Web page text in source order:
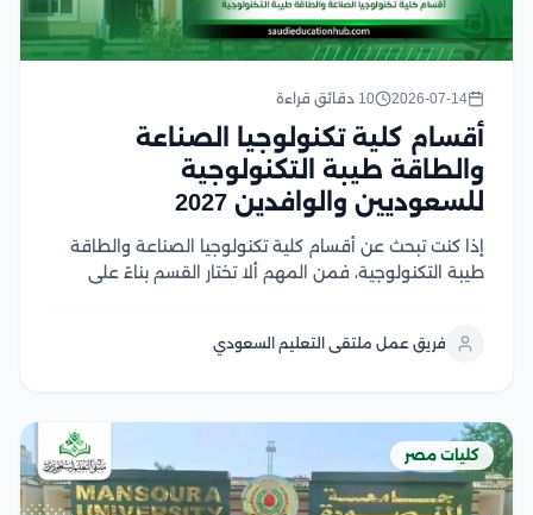
2026-07-14 10 دقائق قراءة
أقسام كلية تكنولوجيا الصناعة
والطاقة طيبة التكنولوجية
للسعوديين والوافدين 2027
إذا كنت تبحث عن أقسام كلية تكنولوجيا الصناعة والطاقة
طيبة التكنولوجية، فمن المهم ألا تختار القسم بناءً على
وتتميز الكلية بتقديم برامج تكنولوجية...
فريق عمل ملتقى التعليم السعودي
كليات مصر